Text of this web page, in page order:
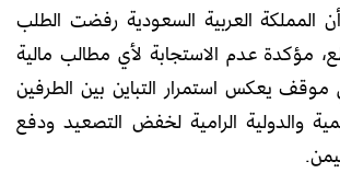
المملكة العربية السعودية رفضت الطلب
مؤكدة عدم الاستجابة لأي مطالب مالية
يعكس استمرار التباين بين الطرفين
والدولية الرامية لخفض التصعيد ودفع